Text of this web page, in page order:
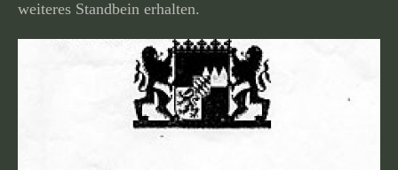
weiteres Standbein erhalten.